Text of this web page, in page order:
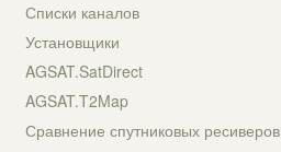
Списки каналов
Установщики
AGSAT.SatDirect
AGSAT.T2Map
Сравнение спутниковых ресиверов